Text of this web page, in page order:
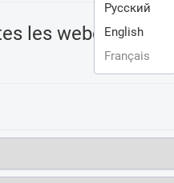
Русский
English
Français
les webcams en